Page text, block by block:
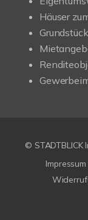
Häuser
© STADTBLICK
Impressum